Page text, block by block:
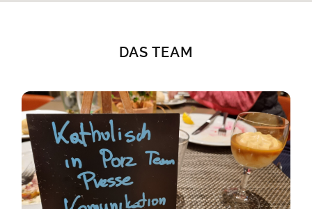
DAS TEAM